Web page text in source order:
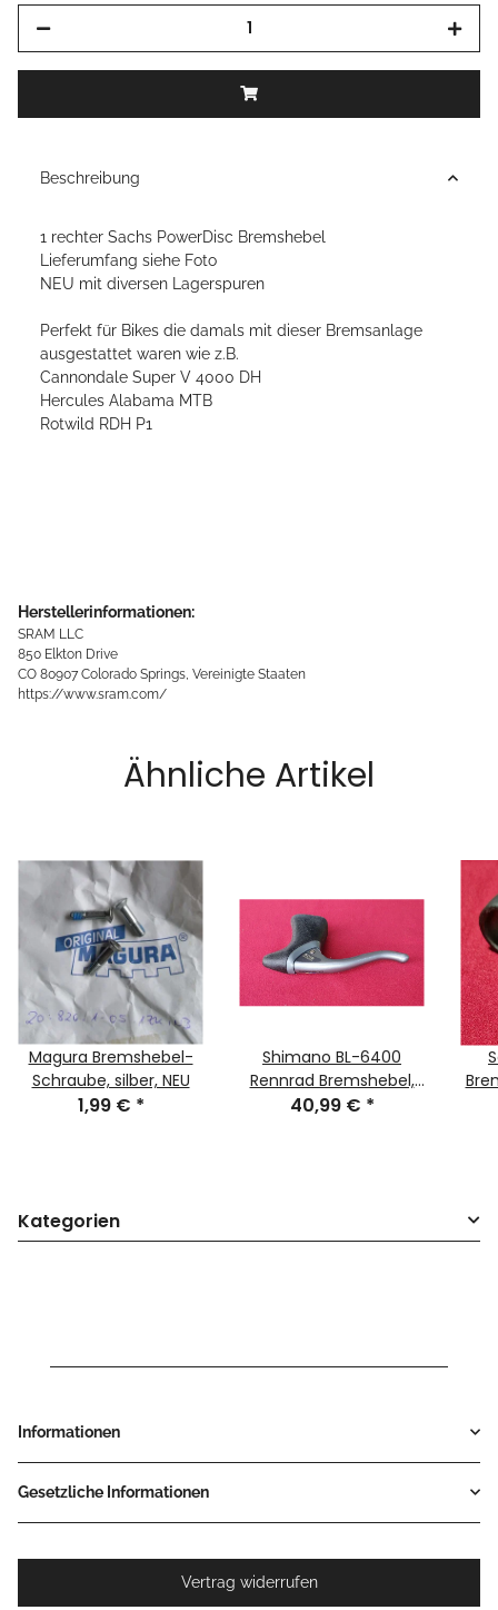
Beschreibung
1 rechter Sachs PowerDisc Bremshebel
Lieferumfang siehe Foto
NEU mit diversen Lagerspuren
Perfekt für Bikes die damals mit dieser Bremsanlage
ausgestattet waren wie z.B.
Cannondale Super V 4000 DH
Hercules Alabama MTB
Rotwild RDH P1
Herstellerinformationen:
SRAM LLC
850 Elkton Drive
CO 80907 Colorado Springs, Vereinigte Staaten
https://www.sram.com/
Ähnliche Artikel
Magura Bremshebel-
Schraube, silber, NEU
1,99 € *
Shimano BL-6400
Rennrad Bremshebel,
links, NEU
40,99 € *
Kategorien
Informationen
Gesetzliche Informationen
Vertrag widerrufen